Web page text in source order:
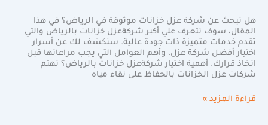
هل تبحث عن شركة عزل خزانات موثوقة في الرياض؟ في هذا
المقال، سوف تتعرف علي أكبر شركةعزل خزانات بالرياض والتي
تقدم خدمات متميزة ذات جودة عالية. سنكشف لك عن أسرار
اختيار أفضل شركة عزل، وأهم العوامل التي يجب مراعاتها قبل
اتخاذ قرارك. أهمية اختيار شركةعزل خزانات بالرياض؟ تهتم
شركات عزل الخزانات بالحفاظ على نقاء مياه
قراءة المزيد »